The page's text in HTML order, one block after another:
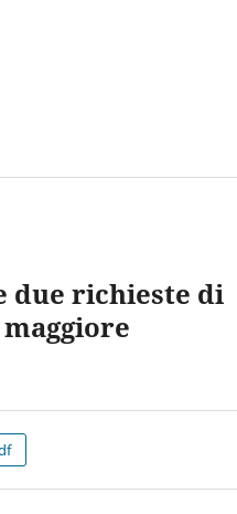
due richieste di